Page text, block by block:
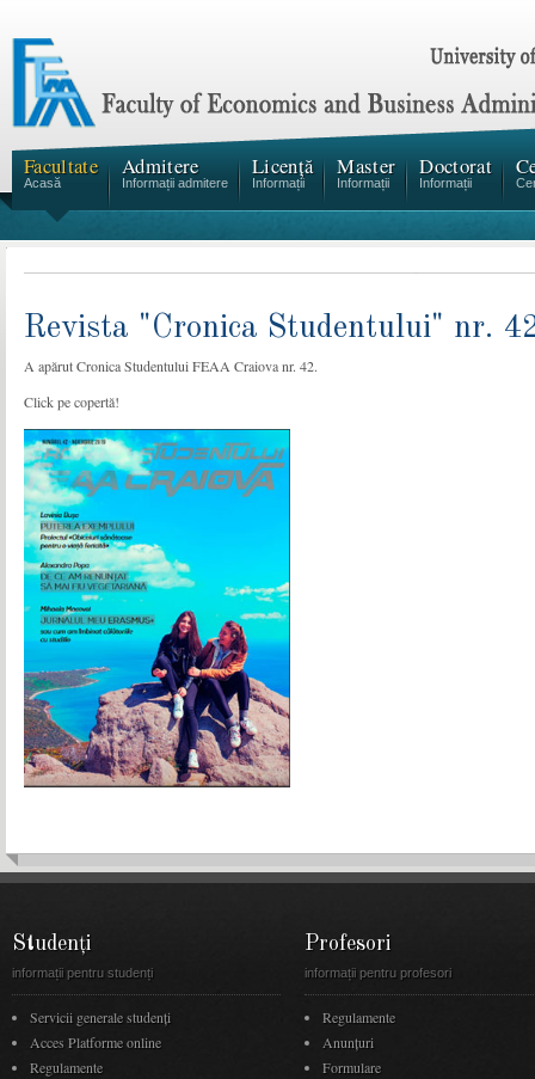
Facultate
Acasă
Admitere
Informații admitere
Licență
Informații
Master
Informații
Doctorat
Informații
Revista "Cronica Studentului" nr.
A apărut Cronica Studentului FEAA Craiova nr. 42.
Click pe copertă!
Studenți
informații pentru studenți
Servicii generale studenți
Acces Platforme online
Regulamente
Profesori
informații pentru profesori
Regulamente
Anunţuri
Formulare